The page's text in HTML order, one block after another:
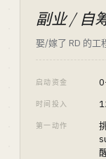
副业 / 自
娶/嫁了 RD 的工
启动资金
时间投入
第一动作